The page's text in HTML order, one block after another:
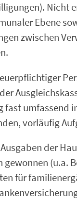
Nicht
Ebene
zwischen
fast umfassend
vorläufig
der
(u.a.
für